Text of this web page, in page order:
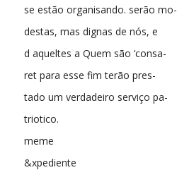
se estão organisando. serão mo-
destas, mas dignas de nós, e
d aqueltes a Quem são ‘consa-
ret para esse fim terão pres-
tado um verdadeiro serviço pa-
triotico.
meme
&xpediente